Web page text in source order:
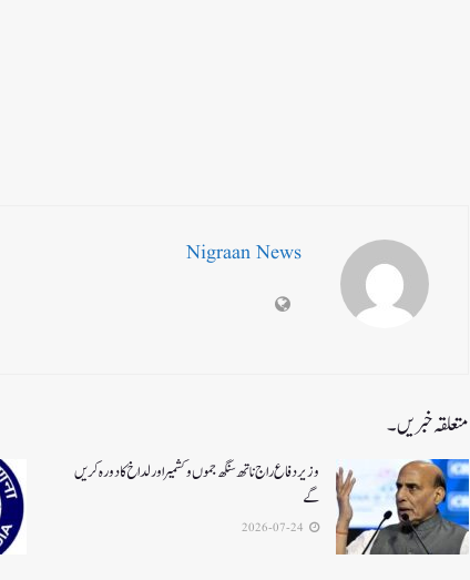
Nigraan News
متعلقہ خبریں۔
وزیر دفاع راج ناتھ سنگھ جموں و کشمیر اور لداخ کا دورہ کریں
گے